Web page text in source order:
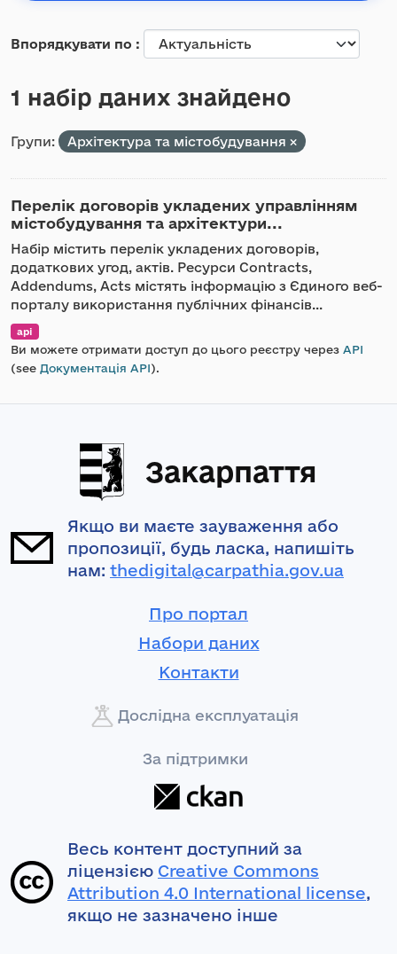
Впорядкувати по
1 набір даних знайдено
Групи: Архітектура та містобудування
Перелік договорів укладених управлінням
містобудування та архітектури...
Набір містить перелік укладених договорів,
додаткових угод, актів. Ресурси Contracts,
Addendums, Acts містять інформацію з Єдиного веб-
порталу використання публічних фінансів...
api
Ви можете отримати доступ до цього реєстру через API
(see Документація API).
Закарпаття
Якщо ви маєте зауваження або
пропозиції, будь ласка, напишіть
нам: thedigital@carpathia.gov.ua
Про портал
Набори даних
Контакти
Дослідна експлуатація
За підтримки
Весь контент доступний за
ліцензією Creative Commons
Attribution 4.0 International license,
якщо не зазначено інше